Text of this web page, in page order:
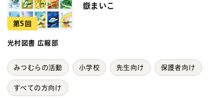
第5回
嶽まいこ
光村図書 広報部
みつむらの活動 小学校 先生向け 保護者向け
すべての方向け